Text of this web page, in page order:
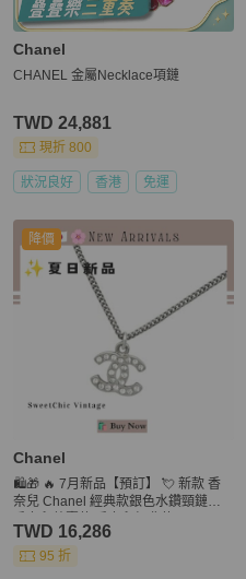
Chanel
CHANEL 金屬Necklace項鏈
TWD 24,881
現折 800
狀況良好 香港 免運
降價
Chanel
🛍️🎁 🔥 7月新品【預訂】 💘 新款 香
奈兒 Chanel 經典款銀色水鑽頸鏈🔥
NECKLACE
TWD 16,286
95 折